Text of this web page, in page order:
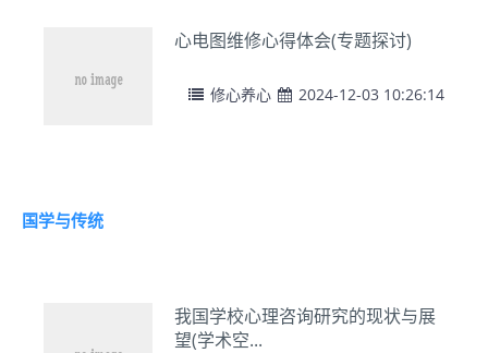
心电图维修心得体会(专题探讨)
修心养心 2024-12-03 10:26:14
国学与传统
我国学校心理咨询研究的现状与展
望(学术空...